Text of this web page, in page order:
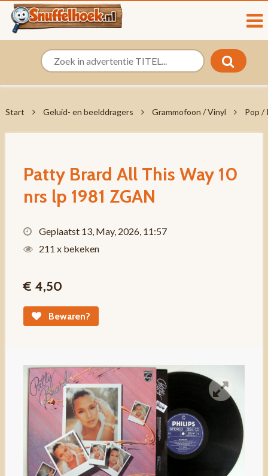
Start Geluid- en beelddragers Grammofoon / Vinyl Pop /
Patty Brard ‎All This Way 10
nrs lp 1981 ZGAN
Geplaatst 13, May, 2026, 11:57
211 x bekeken
€ 4,50
Bewaren?